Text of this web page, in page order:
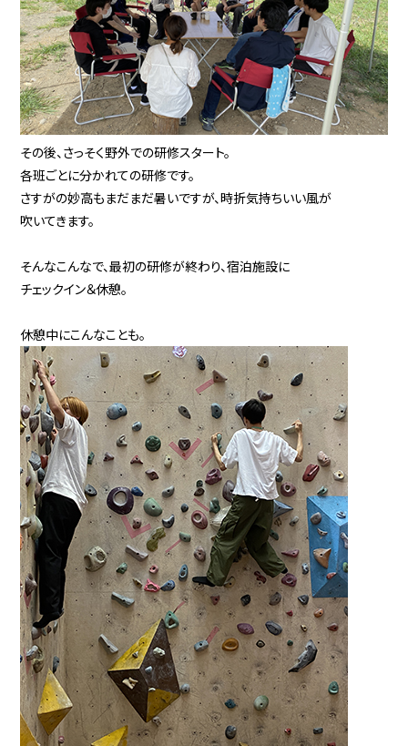
その後、さっそく野外での研修スタート。
各班ごとに分かれての研修です。
さすがの妙高もまだまだ暑いですが、時折気持ちいい風が
吹いてきます。
そんなこんなで、最初の研修が終わり、宿泊施設に
チェックイン＆休憩。
休憩中にこんなことも。